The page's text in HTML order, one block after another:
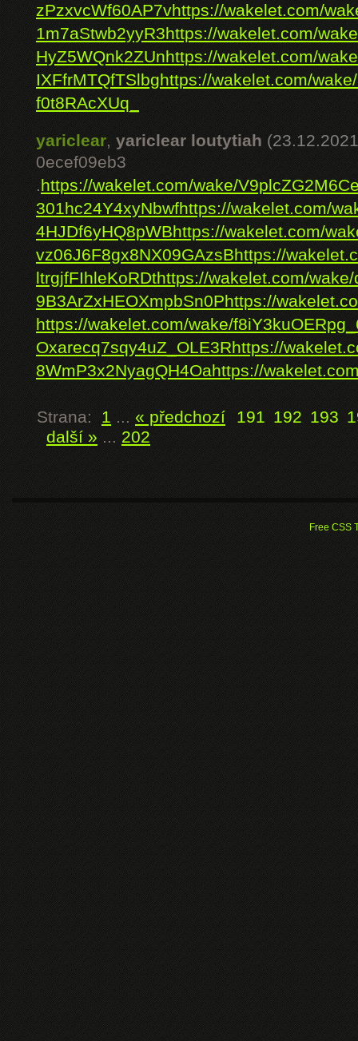
zPzxvcWf60AP7vhttps://wakelet.com/
1m7aStwb2yyR3https://wakelet.com/
HyZ5WQnk2ZUnhttps://wakelet.com/
IXFfrMTQfTSlbghttps://wakelet.com/
f0t8RAcXUq_
yariclear, yariclear loutytiah
0ecef09eb3
.https://wakelet.com/wake/
301hc24Y4xyNbwfhttps://wakelet.com/
4HJDf6yHQ8pWBhttps://wakelet.com/
vz06J6F8gx8NX09GAzsBhttps://
ltrgjfFIhleKoRDthttps://wakelet.com/
9B3ArZxHEOXmpbSn0Phttps://
https://wakelet.com/wake/
Oxarecq7sqy4uZ_OLE3Rhttps://
8WmP3x2NyagQH4Oahttps://
Strana: 1 ... « předchozí 191 192 193
další » ... 202
Free CSS